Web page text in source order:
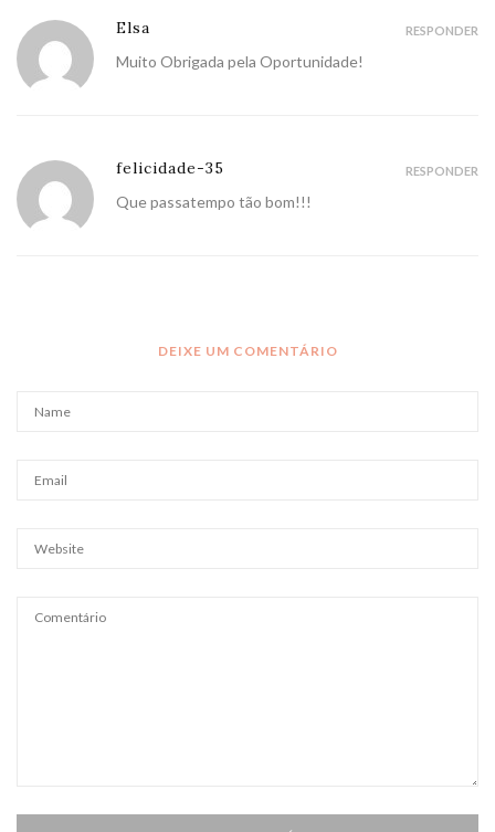
Elsa
Muito Obrigada pela Oportunidade!
RESPONDER
felicidade-35
Que passatempo tão bom!!!
RESPONDER
DEIXE UM COMENTÁRIO